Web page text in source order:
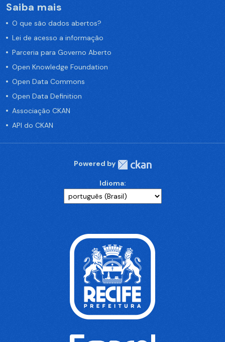
Saiba mais
O que são dados abertos?
Lei de acesso a informação
Parceria para Governo Aberto
Open Knowledge Foundation
Open Data Commons
Open Data Definition
Associação CKAN
API do CKAN
Powered by
Idioma